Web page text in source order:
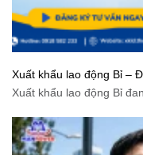
Xuất khẩu lao động Bỉ –
trình chuẩn cho người lao
Xuất khẩu lao động Bỉ